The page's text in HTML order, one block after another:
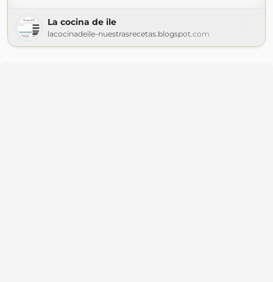
La cocina de ile
lacocinadeile-nuestrasrecetas.blogspot.com